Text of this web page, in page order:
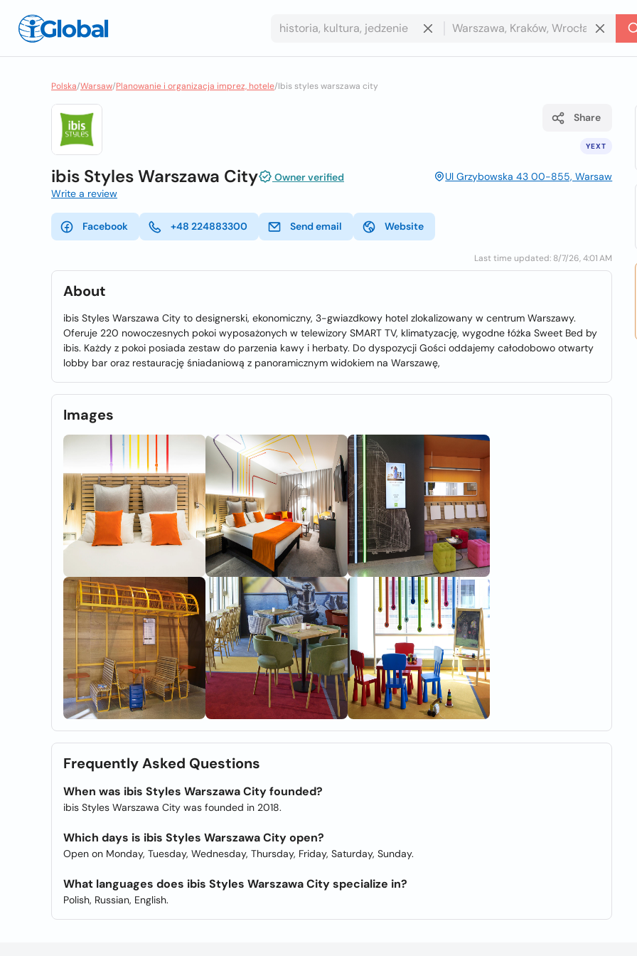
Polska/Warsaw/Planowanie i organizacja imprez, hotele/Ibis styles warszawa city
YEXT
Share
ibis Styles Warszawa City Owner verified
Ul Grzybowska 43 00-855, Warsaw
Write a review
Facebook +48 224883300 Send email Website
Last time updated: 8/7/26, 4:01 AM
About
ibis Styles Warszawa City to designerski, ekonomiczny, 3-gwiazdkowy hotel zlokalizowany w centrum Warszawy.
Oferuje 220 nowoczesnych pokoi wyposażonych w telewizory SMART TV, klimatyzację, wygodne łóżka Sweet Bed by
ibis. Każdy z pokoi posiada zestaw do parzenia kawy i herbaty. Do dyspozycji Gości oddajemy całodobowo otwarty
lobby bar oraz restaurację śniadaniową z panoramicznym widokiem na Warszawę,
Images
Frequently Asked Questions
When was ibis Styles Warszawa City founded?
ibis Styles Warszawa City was founded in 2018.
Which days is ibis Styles Warszawa City open?
Open on Monday, Tuesday, Wednesday, Thursday, Friday, Saturday, Sunday.
What languages does ibis Styles Warszawa City specialize in?
Polish, Russian, English.